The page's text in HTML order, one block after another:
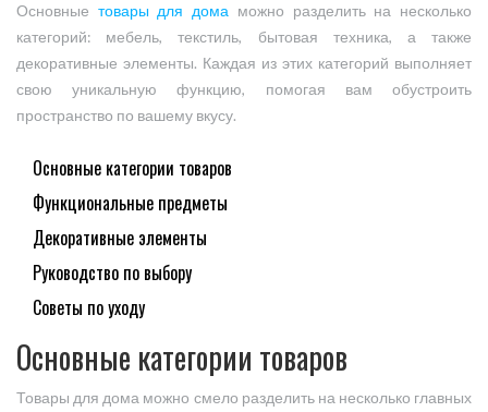
Основные товары для дома можно разделить на несколько
категорий: мебель, текстиль, бытовая техника, а также
декоративные элементы. Каждая из этих категорий выполняет
свою уникальную функцию, помогая вам обустроить
пространство по вашему вкусу.
Основные категории товаров
Функциональные предметы
Декоративные элементы
Руководство по выбору
Советы по уходу
Основные категории товаров
Товары для дома можно смело разделить на несколько главных